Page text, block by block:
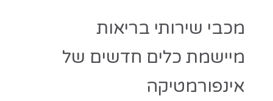
מכבי שירותי בריאות
מיישמת כלים חדשים של
אינפורמטיקה